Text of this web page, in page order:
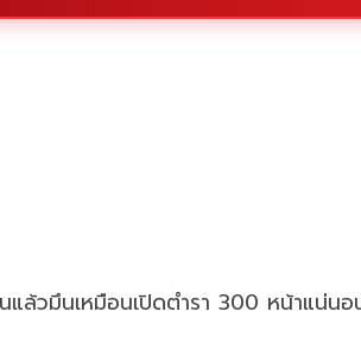
แล้วมึนเหมือนเปิดตำรา 300 หน้าแน่น